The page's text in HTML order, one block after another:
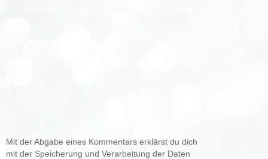
Mit der Abgabe eines Kommentars erklärst du dich
mit der Speicherung und Verarbeitung der Daten